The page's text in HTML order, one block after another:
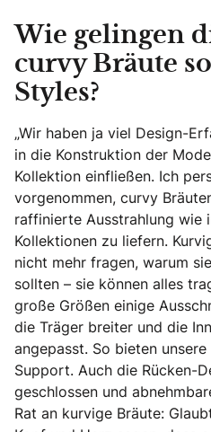
Wie gelingen
curvy Bräute
Styles?
„Wir haben ja viel Design-
in die Konstruktion der
Kollektion einfließen. Ich
vorgenommen, curvy
raffinierte Ausstrahlung wie
Kollektionen zu liefern.
nicht mehr fragen, warum
sollten – sie können alles
große Größen einige
die Träger breiter und die
angepasst. So bieten
Support. Auch die Rücken-
geschlossen und
Rat an kurvige Bräute: